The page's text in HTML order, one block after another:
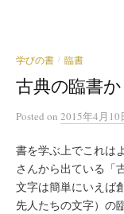
学びの書 / 臨書
古典の臨書
Posted on 2015年4月10
書を学ぶ上でこれは
さんから出ている「
文字は簡単にいえば
先人たちの文字）の